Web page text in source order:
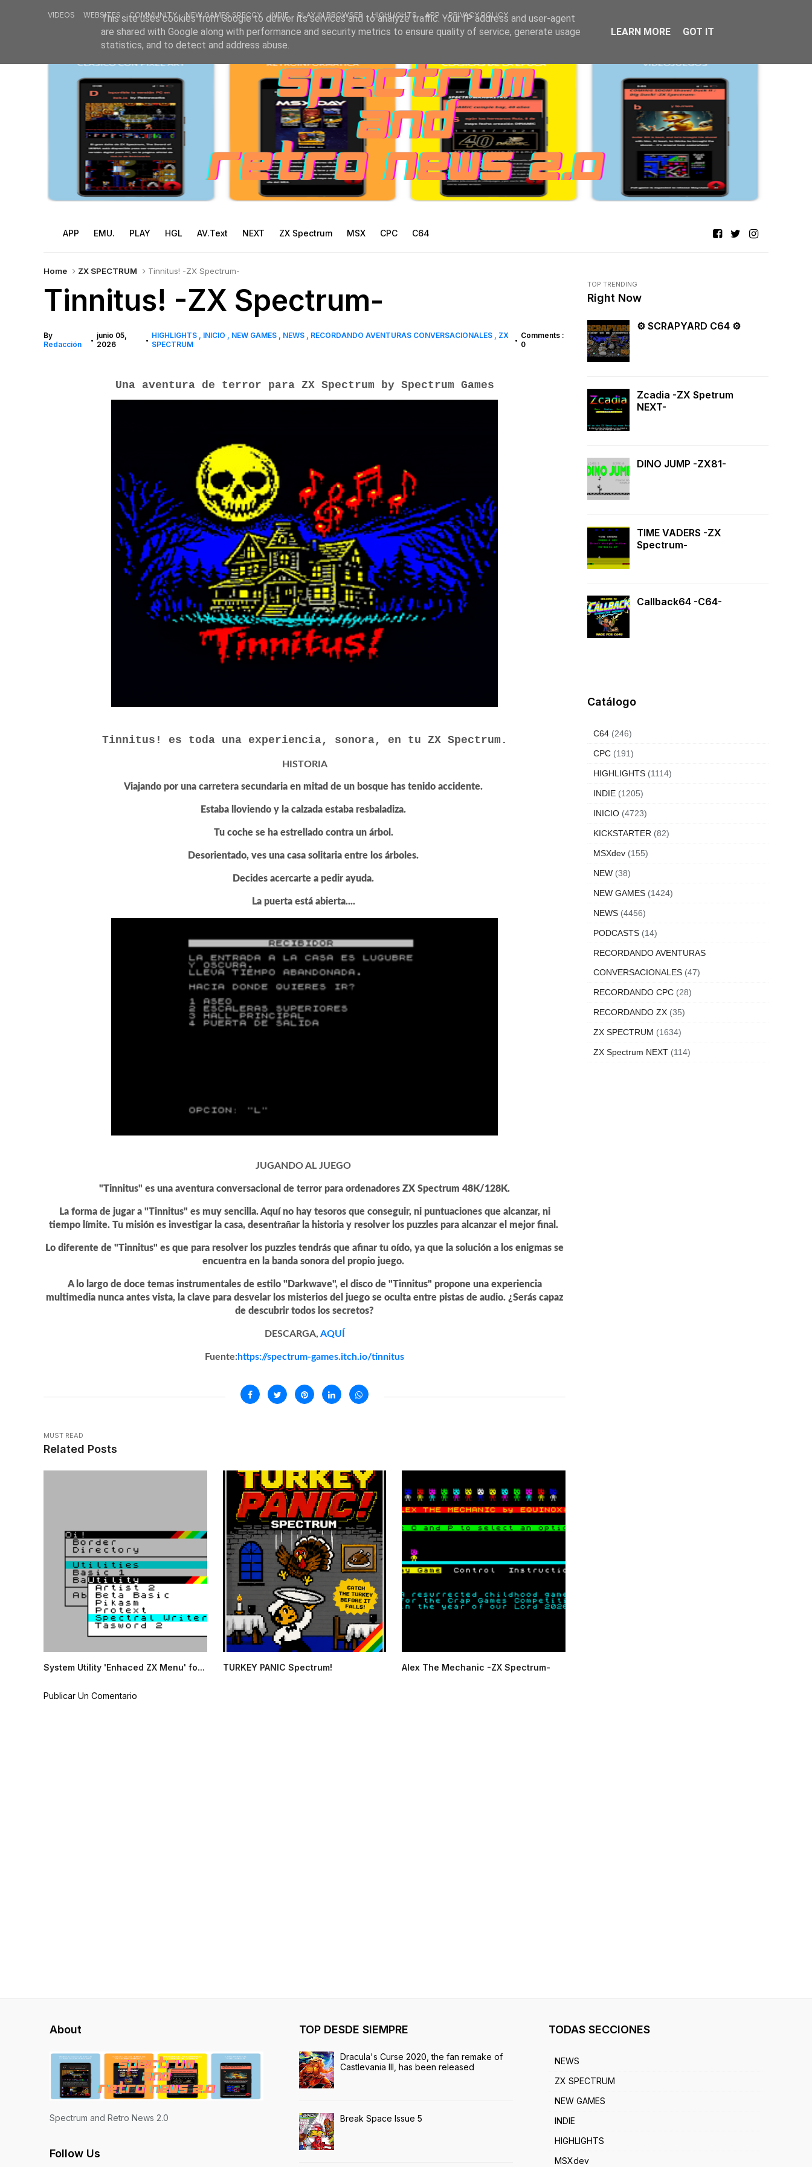
VIDEOS WEBSITES COMMUNITY NEW GAMES SPECCY INDIE PLAY IN BROWSER HIGHLIGHTS APP PRIVACY POLICY
APP EMU. PLAY HGL AV.Text NEXT ZX Spectrum MSX CPC C64
Home ZX SPECTRUM Tinnitus! -ZX Spectrum-
Tinnitus! -ZX Spectrum-
By
Redacción
• junio 05,
2026
• HIGHLIGHTS INICIO NEW GAMES NEWS RECORDANDO AVENTURAS CONVERSACIONALES
ZX
SPECTRUM
• Comments :
0
Una aventura de terror para ZX Spectrum by Spectrum Games
Tinnitus! es toda una experiencia, sonora, en tu ZX Spectrum.
HISTORIA
Viajando por una carretera secundaria en mitad de un bosque has tenido accidente.
Estaba lloviendo y la calzada estaba resbaladiza.
Tu coche se ha estrellado contra un árbol.
Desorientado, ves una casa solitaria entre los árboles.
Decides acercarte a pedir ayuda.
La puerta está abierta....
JUGANDO AL JUEGO
"Tinnitus" es una aventura conversacional de terror para ordenadores ZX Spectrum 48K/128K.
La forma de jugar a "Tinnitus" es muy sencilla. Aquí no hay tesoros que conseguir, ni puntuaciones que alcanzar, ni
tiempo límite. Tu misión es investigar la casa, desentrañar la historia y resolver los puzzles para alcanzar el mejor final.
Lo diferente de "Tinnitus" es que para resolver los puzzles tendrás que afinar tu oído, ya que la solución a los enigmas se
encuentra en la banda sonora del propio juego.
A lo largo de doce temas instrumentales de estilo "Darkwave", el disco de "Tinnitus" propone una experiencia
multimedia nunca antes vista, la clave para desvelar los misterios del juego se oculta entre pistas de audio. ¿Serás capaz
de descubrir todos los secretos?
DESCARGA, AQUÍ
Fuente: https://spectrum-games.itch.io/tinnitus
MUST READ
Related Posts
System Utility 'Enhaced ZX Menu' fo... TURKEY PANIC Spectrum! Alex The Mechanic -ZX Spectrum-
Publicar Un Comentario
TOP TRENDING
Right Now
⚙ SCRAPYARD C64 ⚙
Zcadia -ZX Spetrum
NEXT-
DINO JUMP -ZX81-
TIME VADERS -ZX
Spectrum-
Callback64 -C64-
Catálogo
C64 (246)
CPC (191)
HIGHLIGHTS (1114)
INDIE (1205)
INICIO (4723)
KICKSTARTER (82)
MSXdev (155)
NEW (38)
NEW GAMES (1424)
NEWS (4456)
PODCASTS (14)
RECORDANDO AVENTURAS
CONVERSACIONALES (47)
RECORDANDO CPC (28)
RECORDANDO ZX (35)
ZX SPECTRUM (1634)
ZX Spectrum NEXT (114)
About
Spectrum and Retro News 2.0
Follow Us
TOP DESDE SIEMPRE
Dracula's Curse 2020, the fan remake of
Castlevania III, has been released
Break Space Issue 5
TODAS SECCIONES
NEWS
ZX SPECTRUM
NEW GAMES
INDIE
HIGHLIGHTS
MSXdev
This site uses cookies from Google to deliver its services and to analyze traffic. Your IP address and user-agent
are shared with Google along with performance and security metrics to ensure quality of service, generate usage
statistics, and to detect and address abuse.
LEARN MORE GOT IT